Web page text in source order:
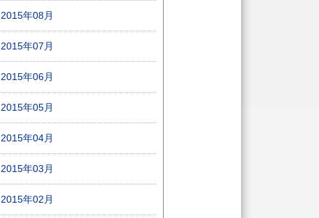
2015年08月
2015年07月
2015年06月
2015年05月
2015年04月
2015年03月
2015年02月